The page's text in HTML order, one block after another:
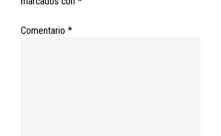
Comentario*